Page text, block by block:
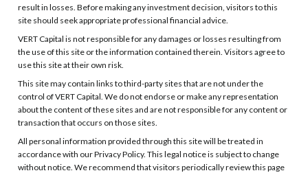
result in losses. Before making any investment decision, visitors to this
site should seek appropriate professional financial advice.
VERT Capital is not responsible for any damages or losses resulting from
the use of this site or the information contained therein. Visitors agree to
use this site at their own risk.
This site may contain links to third-party sites that are not under the
control of VERT Capital. We do not endorse or make any representation
about the content of these sites and are not responsible for any content or
transaction that occurs on those sites.
All personal information provided through this site will be treated in
accordance with our Privacy Policy. This legal notice is subject to change
without notice. We recommend that visitors periodically review this page